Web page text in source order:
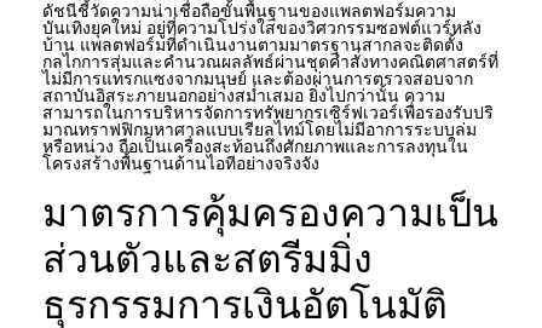
ดัชนีชี้วัดความน่าเชื่อถือขั้นพื้นฐานของแพลตฟอร์มความ
บันเทิงยุคใหม่ อยู่ที่ความโปร่งใสของวิศวกรรมซอฟต์แวร์หลัง
บ้าน แพลตฟอร์มที่ดำเนินงานตามมาตรฐานสากลจะติดตั้ง
กลไกการสุ่มและคำนวณผลลัพธ์ผ่านชุดคำสั่งทางคณิตศาสตร์ที่
ไม่มีการแทรกแซงจากมนุษย์ และต้องผ่านการตรวจสอบจาก
สถาบันอิสระภายนอกอย่างสม่ำเสมอ ยิ่งไปกว่านั้น ความ
สามารถในการบริหารจัดการทรัพยากรเซิร์ฟเวอร์เพื่อรองรับปริ
มาณทราฟฟิกมหาศาลแบบเรียลไทม์โดยไม่มีอาการระบบล่ม
หรือหน่วง ถือเป็นเครื่องสะท้อนถึงศักยภาพและการลงทุนใน
โครงสร้างพื้นฐานด้านไอทีอย่างจริงจัง
มาตรการคุ้มครองความเป็น
ส่วนตัวและสตรีมมิ่ง
ธุรกรรมการเงินอัตโนมัติ